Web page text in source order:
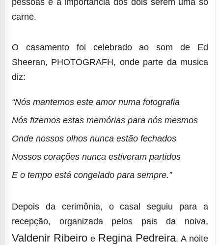
pessoas e a importância dos dois serem uma só
carne.
O casamento foi celebrado ao som de Ed
Sheeran, PHOTOGRAFH, onde parte da musica
diz:
“Nós mantemos este amor numa fotografia
Nós fizemos estas memórias para nós mesmos
Onde nossos olhos nunca estão fechados
Nossos corações nunca estiveram partidos
E o tempo está congelado para sempre.”
Depois da cerimônia, o casal seguiu para a
recepção, organizada pelos pais da noiva,
Valdenir Ribeiro e Regina Pedreira. A noite